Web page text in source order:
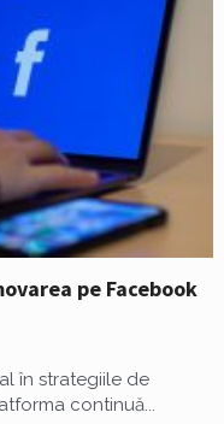
pe Facebook
în strategiile de
continuă...